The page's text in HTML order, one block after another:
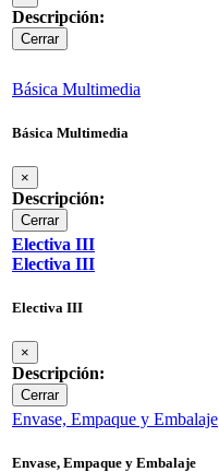
Descripción:
Cerrar
Básica Multimedia
Básica Multimedia
×
Descripción:
Cerrar
Electiva III
Electiva III
Electiva III
×
Descripción:
Cerrar
Envase, Empaque y Embalaje
Envase, Empaque y Embalaje